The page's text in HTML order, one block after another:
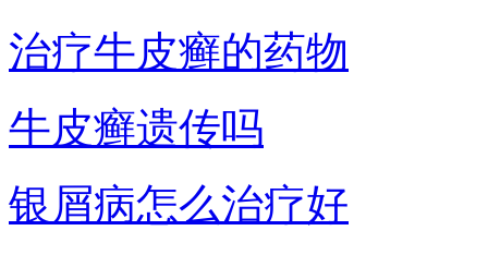
治疗牛皮癣的药物
牛皮癣遗传吗
银屑病怎么治疗好